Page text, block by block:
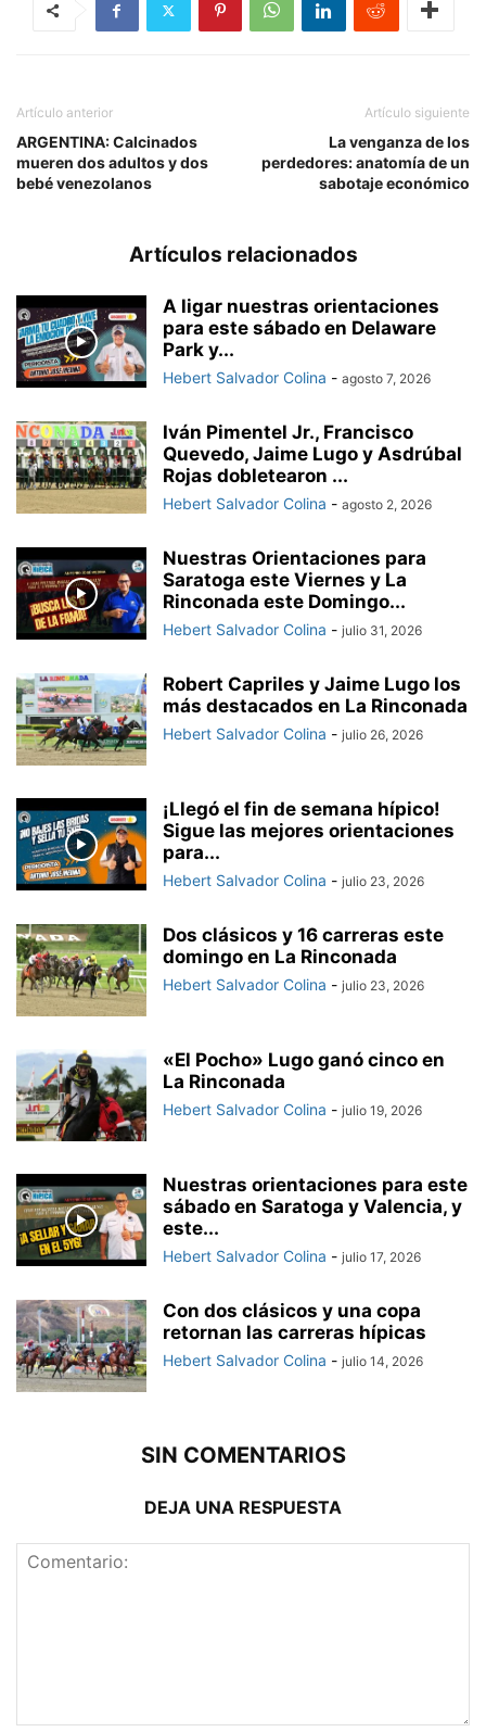
Artículo anterior
ARGENTINA: Calcinados
mueren dos adultos y dos
bebé venezolanos
Artículo siguiente
La venganza de los
perdedores: anatomía de un
sabotaje económico
Artículos relacionados
A ligar nuestras orientaciones
para este sábado en Delaware
Park y...
Hebert Salvador Colina - agosto 7, 2026
Iván Pimentel Jr., Francisco
Quevedo, Jaime Lugo y Asdrúbal
Rojas dobletearon ...
Hebert Salvador Colina - agosto 2, 2026
Nuestras Orientaciones para
Saratoga este Viernes y La
Rinconada este Domingo...
Hebert Salvador Colina - julio 31, 2026
Robert Capriles y Jaime Lugo los
más destacados en La Rinconada
Hebert Salvador Colina - julio 26, 2026
¡Llegó el fin de semana hípico!
Sigue las mejores orientaciones
para...
Hebert Salvador Colina - julio 23, 2026
Dos clásicos y 16 carreras este
domingo en La Rinconada
Hebert Salvador Colina - julio 23, 2026
«El Pocho» Lugo ganó cinco en
La Rinconada
Hebert Salvador Colina - julio 19, 2026
Nuestras orientaciones para este
sábado en Saratoga y Valencia, y
este...
Hebert Salvador Colina - julio 17, 2026
Con dos clásicos y una copa
retornan las carreras hípicas
Hebert Salvador Colina - julio 14, 2026
SIN COMENTARIOS
DEJA UNA RESPUESTA